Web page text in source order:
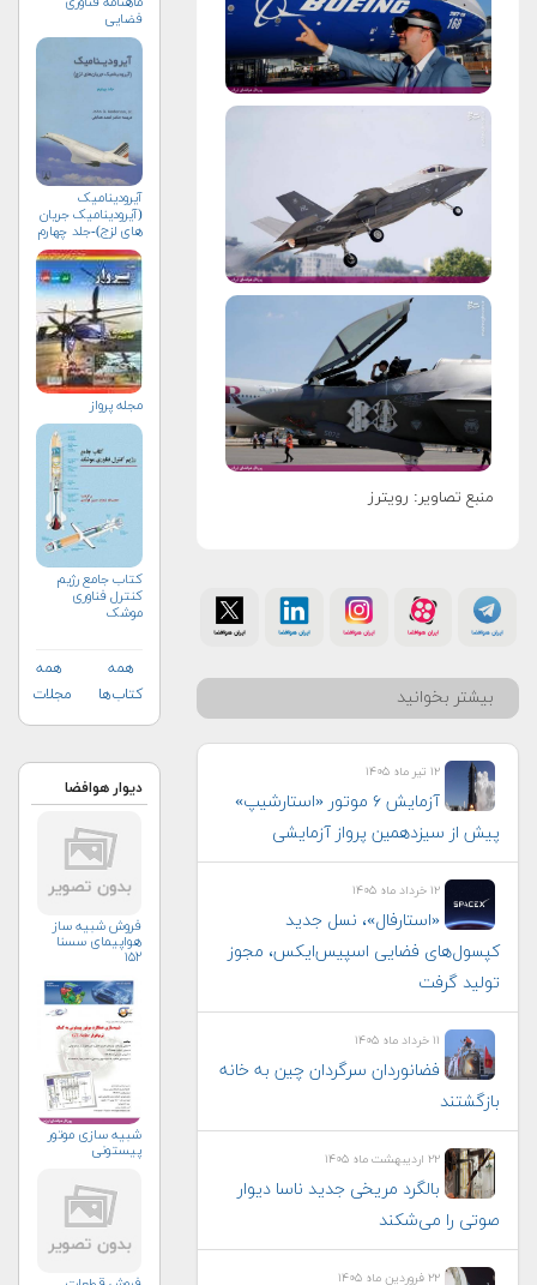
منبع تصاویر: رویترز
بیشتر بخوانید
۱۲ تیر ماه ۱۴۰۵
آزمایش ۶ موتور «استارشیپ»
پیش از سیزدهمین پرواز آزمایشی
۱۲ خرداد ماه ۱۴۰۵
«استارفال»، نسل جدید
کپسول‌های فضایی اسپیس‌ایکس، مجوز
تولید گرفت
۱۱ خرداد ماه ۱۴۰۵
فضانوردان سرگردان چین به خانه
بازگشتند
۲۲ اردیبهشت ماه ۱۴۰۵
بالگرد مریخی جدید ناسا دیوار
صوتی را می‌شکند
۲۲ فروردین ماه ۱۴۰۵
فضایی
آیرودینامیک
(آیرودینامیک جریان
های لزج)-جلد چهارم
مجله پرواز
کتاب جامع رژیم
کنترل فناوری
موشک
همه
کتاب‌ها
همه
مجلات
دیوار هوافضا
فروش شبیه ساز
هواپیمای سسنا
۱۵۲
شبیه سازی موتور
پیستونی